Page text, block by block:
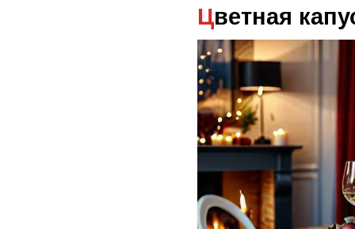
Цветная